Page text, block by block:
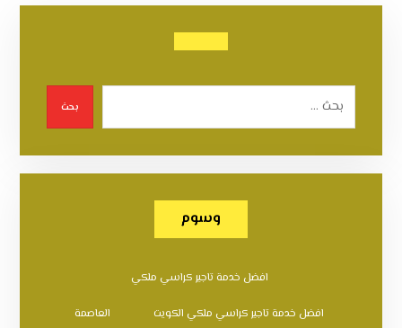
بحث
وسوم
افضل خدمة تاجير كراسي ملكي
افضل خدمة تاجير كراسي ملكي الكويت العاصمة